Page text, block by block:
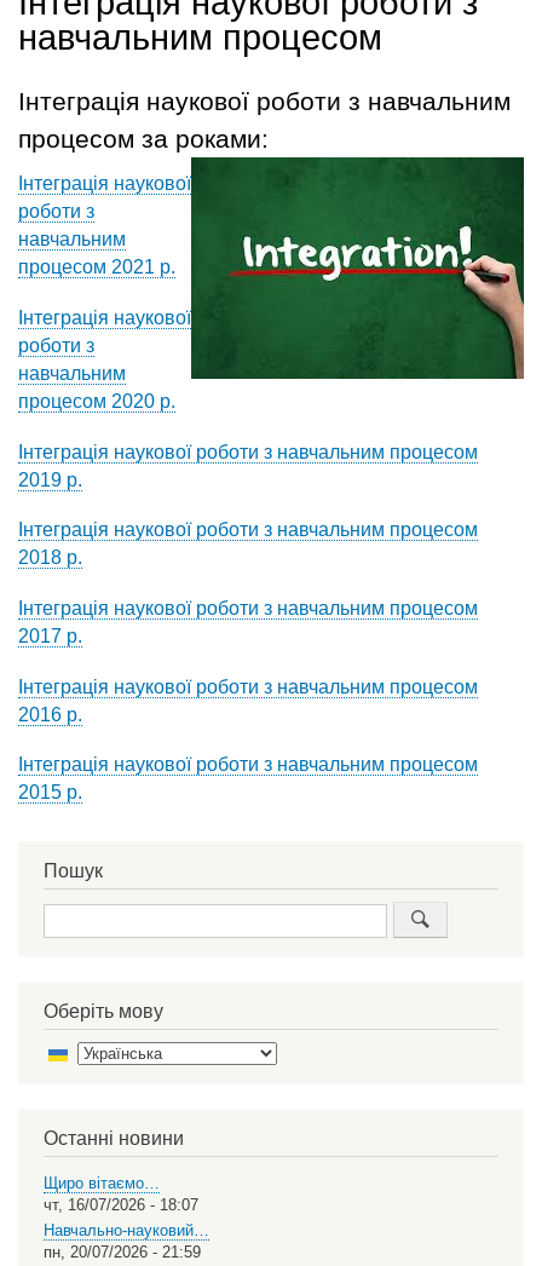
навчальним процесом
Інтеграція наукової роботи з навчальним
процесом за роками:
Інтеграція наукової
роботи з
навчальним
процесом 2021 р.
Інтеграція наукової
роботи з
навчальним
процесом 2020 р.
Інтеграція наукової роботи з навчальним процесом
2019 р.
Інтеграція наукової роботи з навчальним процесом
2018 р.
Інтеграція наукової роботи з навчальним процесом
2017 р.
Інтеграція наукової роботи з навчальним процесом
2016 р.
Інтеграція наукової роботи з навчальним процесом
2015 р.
Пошук
Оберіть мову
Останні новини
Щиро вітаємо…
чт, 16/07/2026 - 18:07
Навчально-науковий…
пн, 20/07/2026 - 21:59